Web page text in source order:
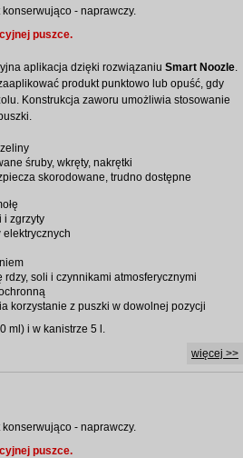
- naprawczy.
puszce.
aplikacja dzięki rozwiązaniu Smart Noozle.
produkt punktowo lub opuść, gdy
Konstrukcja zaworu umożliwia stosowanie
śruby, wkręty, nakrętki
skorodowane, trudno dostępne
i zgrzyty
soli i czynnikami atmosferycznymi
korzystanie z puszki w dowolnej pozycji
ml) i w kanistrze 5 l.
więcej >>
- naprawczy.
puszce.